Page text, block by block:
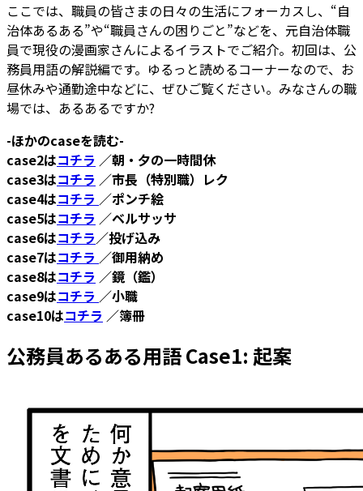
ここでは、職員の皆さまの日々の生活にフォーカスし、“自
治体あるある”や“職員さんの困りごと”などを、元自治体職
員で現役の漫画家さんによるイラストでご紹介。初回は、公
務員用語の解説編です。ゆるっと読めるコーナーなので、お
昼休みや通勤途中などに、ぜひご覧ください。みなさんの職
場では、あるあるですか?
-ほかのcaseを読む-
case2はコチラ ／朝・夕の一時間休
case3はコチラ ／市長（特別職）レク
case4はコチラ ／ポンチ絵
case5はコチラ ／ベルサッサ
case6はコチラ／投げ込み
case7はコチラ ／御用納め
case8はコチラ ／鏡（鑑）
case9はコチラ ／小職
case10はコチラ ／簿冊
公務員あるある用語 Case1: 起案